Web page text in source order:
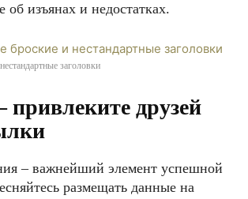
об изъянах и недостатках.
заголовки
друзей
– важнейший элемент успешной
размещать данные на